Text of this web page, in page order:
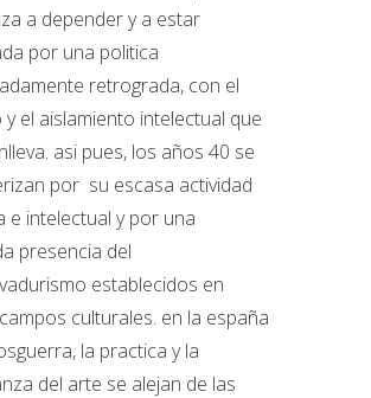
a depender y a estar
por una politica
retrograda, con el
el aislamiento intelectual que
asi pues, los años 40 se
por su escasa actividad
e intelectual y por una
presencia del
establecidos en
culturales. en la españa
la practica y la
del arte se alejan de las